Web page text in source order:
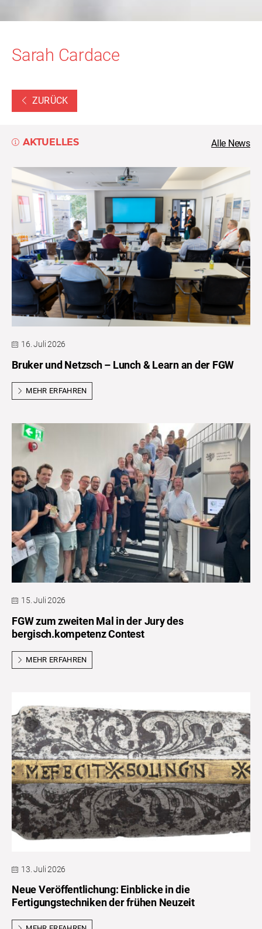
Sarah Cardace
ZURÜCK
AKTUELLES Alle News
16. Juli 2026
Bruker und Netzsch – Lunch & Learn an der FGW
MEHR ERFAHREN
15. Juli 2026
FGW zum zweiten Mal in der Jury des
bergisch.kompetenz Contest
MEHR ERFAHREN
13. Juli 2026
Neue Veröffentlichung: Einblicke in die
Fertigungstechniken der frühen Neuzeit